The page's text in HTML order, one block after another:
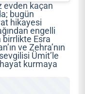
evden kaçan
bugün
hikayesi
engelli
birrlikte Esra
ve Zehra’nın
Ümit’le
kurmaya